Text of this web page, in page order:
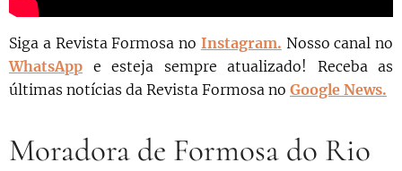
Siga a Revista Formosa no Instagram. Nosso canal no
WhatsApp e esteja sempre atualizado! Receba as
últimas notícias da Revista Formosa no Google News.
Moradora de Formosa do Rio